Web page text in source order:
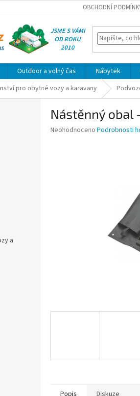
OBCHODNÍ
JSME S VÁMI
OD ROKU
2010
Outdoor a volný čas Nábytek
pro obytné vozy a karavany
a
Nástěnný obal
Průměrné
Neohodnoceno Podrobnosti
Popis Diskuze